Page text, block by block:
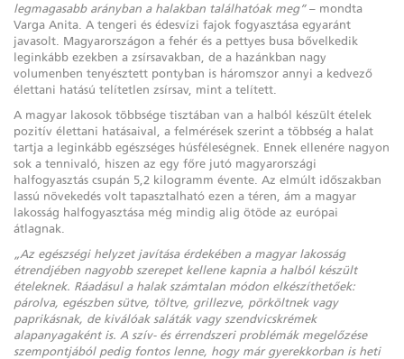
legmagasabb arányban a halakban találhatóak meg”– mondta
Varga Anita. A tengeri és édesvízi fajok fogyasztása egyaránt
javasolt. Magyarországon a fehér és a pettyes busa bővelkedik
leginkább ezekben a zsírsavakban, de a hazánkban nagy
volumenben tenyésztett pontyban is háromszor annyi a kedvező
élettani hatású telítetlen zsírsav, mint a telített.
A magyar lakosok többsége tisztában van a halból készült ételek
pozitív élettani hatásaival, a felmérések szerint a többség a halat
tartja a leginkább egészséges húsféleségnek. Ennek ellenére nagyon
sok a tennivaló, hiszen az egy főre jutó magyarországi
halfogyasztás csupán 5,2 kilogramm évente. Az elmúlt időszakban
lassú növekedés volt tapasztalható ezen a téren, ám a magyar
lakosság halfogyasztása még mindig alig ötöde az európai
átlagnak.
„Az egészségi helyzet javítása érdekében a magyar lakosság
étrendjében nagyobb szerepet kellene kapnia a halból készült
ételeknek. Ráadásul a halak számtalan módon elkészíthetőek:
párolva, egészben sütve, töltve, grillezve, pörköltnek vagy
paprikásnak, de kiválóak saláták vagy szendvicskrémek
alapanyagaként is. A szív- és érrendszeri problémák megelőzése
szempontjából pedig fontos lenne, hogy már gyerekkorban is heti